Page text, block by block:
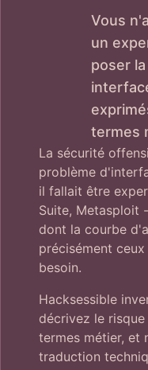
Vous
un
poser
termes
La sécurité
problème
il fallait être
Suite, Metasploit
dont la courbe
précisément
besoin.
Hacksessible
décrivez le
termes métier, et
traduction